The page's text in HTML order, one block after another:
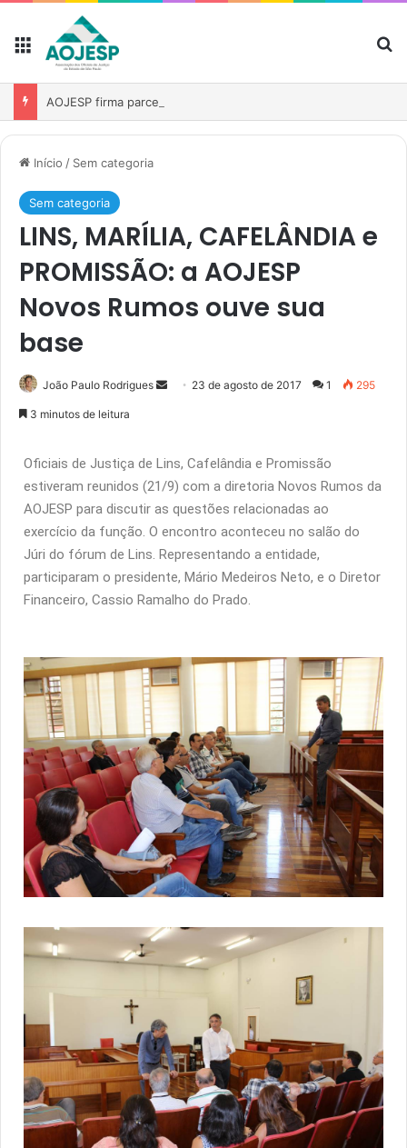
Início / Sem categoria
Sem categoria
LINS, MARÍLIA, CAFELÂNDIA e
PROMISSÃO: a AOJESP
Novos Rumos ouve sua
base
João Paulo Rodrigues 23 de agosto de 2017 1 295
3 minutos de leitura
Oficiais de Justiça de Lins, Cafelândia e Promissão
estiveram reunidos (21/9) com a diretoria Novos Rumos da
AOJESP para discutir as questões relacionadas ao
exercício da função. O encontro aconteceu no salão do
Júri do fórum de Lins. Representando a entidade,
participaram o presidente, Mário Medeiros Neto, e o Diretor
Financeiro, Cassio Ramalho do Prado.